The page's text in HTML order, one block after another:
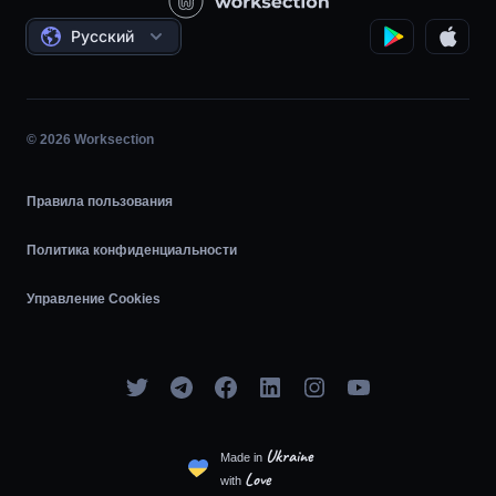
Почасовая работа
Соглашения
Русский
© 2026 Worksection
Правила пользования
Политика конфиденциальности
Управление Cookies
Made in Ukraine
with Love